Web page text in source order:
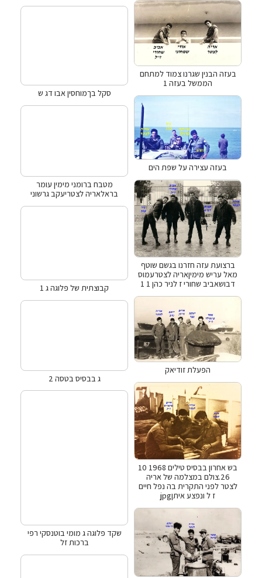
בעזה הבנין שגרנו צמוד למתחם
הממשל בעזה 1
בעזה עצירה על שפת הים
ברצועת עזה חזרנו בגשם שוטף
מאל עריש מימיןאריה לצטרעמוס
דבושאביב שחורי ז לניר כהן 1 1
הפעלת זודיאק
בש אחרון בבסיס טילים 1968 10
26.צולם במצלמה של אריה
לצטר לפני התקרית בה נפל חיים
ז ל ונפצע איתןjpg
סקל בךמוחסין אבו דג ש
מטבח ברומני מימין עומר
בראלאריה לצטריעקב גרשוני
קבוצתית של פלוגה ג 1
ג בבסיס בטסה 2
שקד פלוגה ג מומי בוטנסקי רפי
ברכות זל